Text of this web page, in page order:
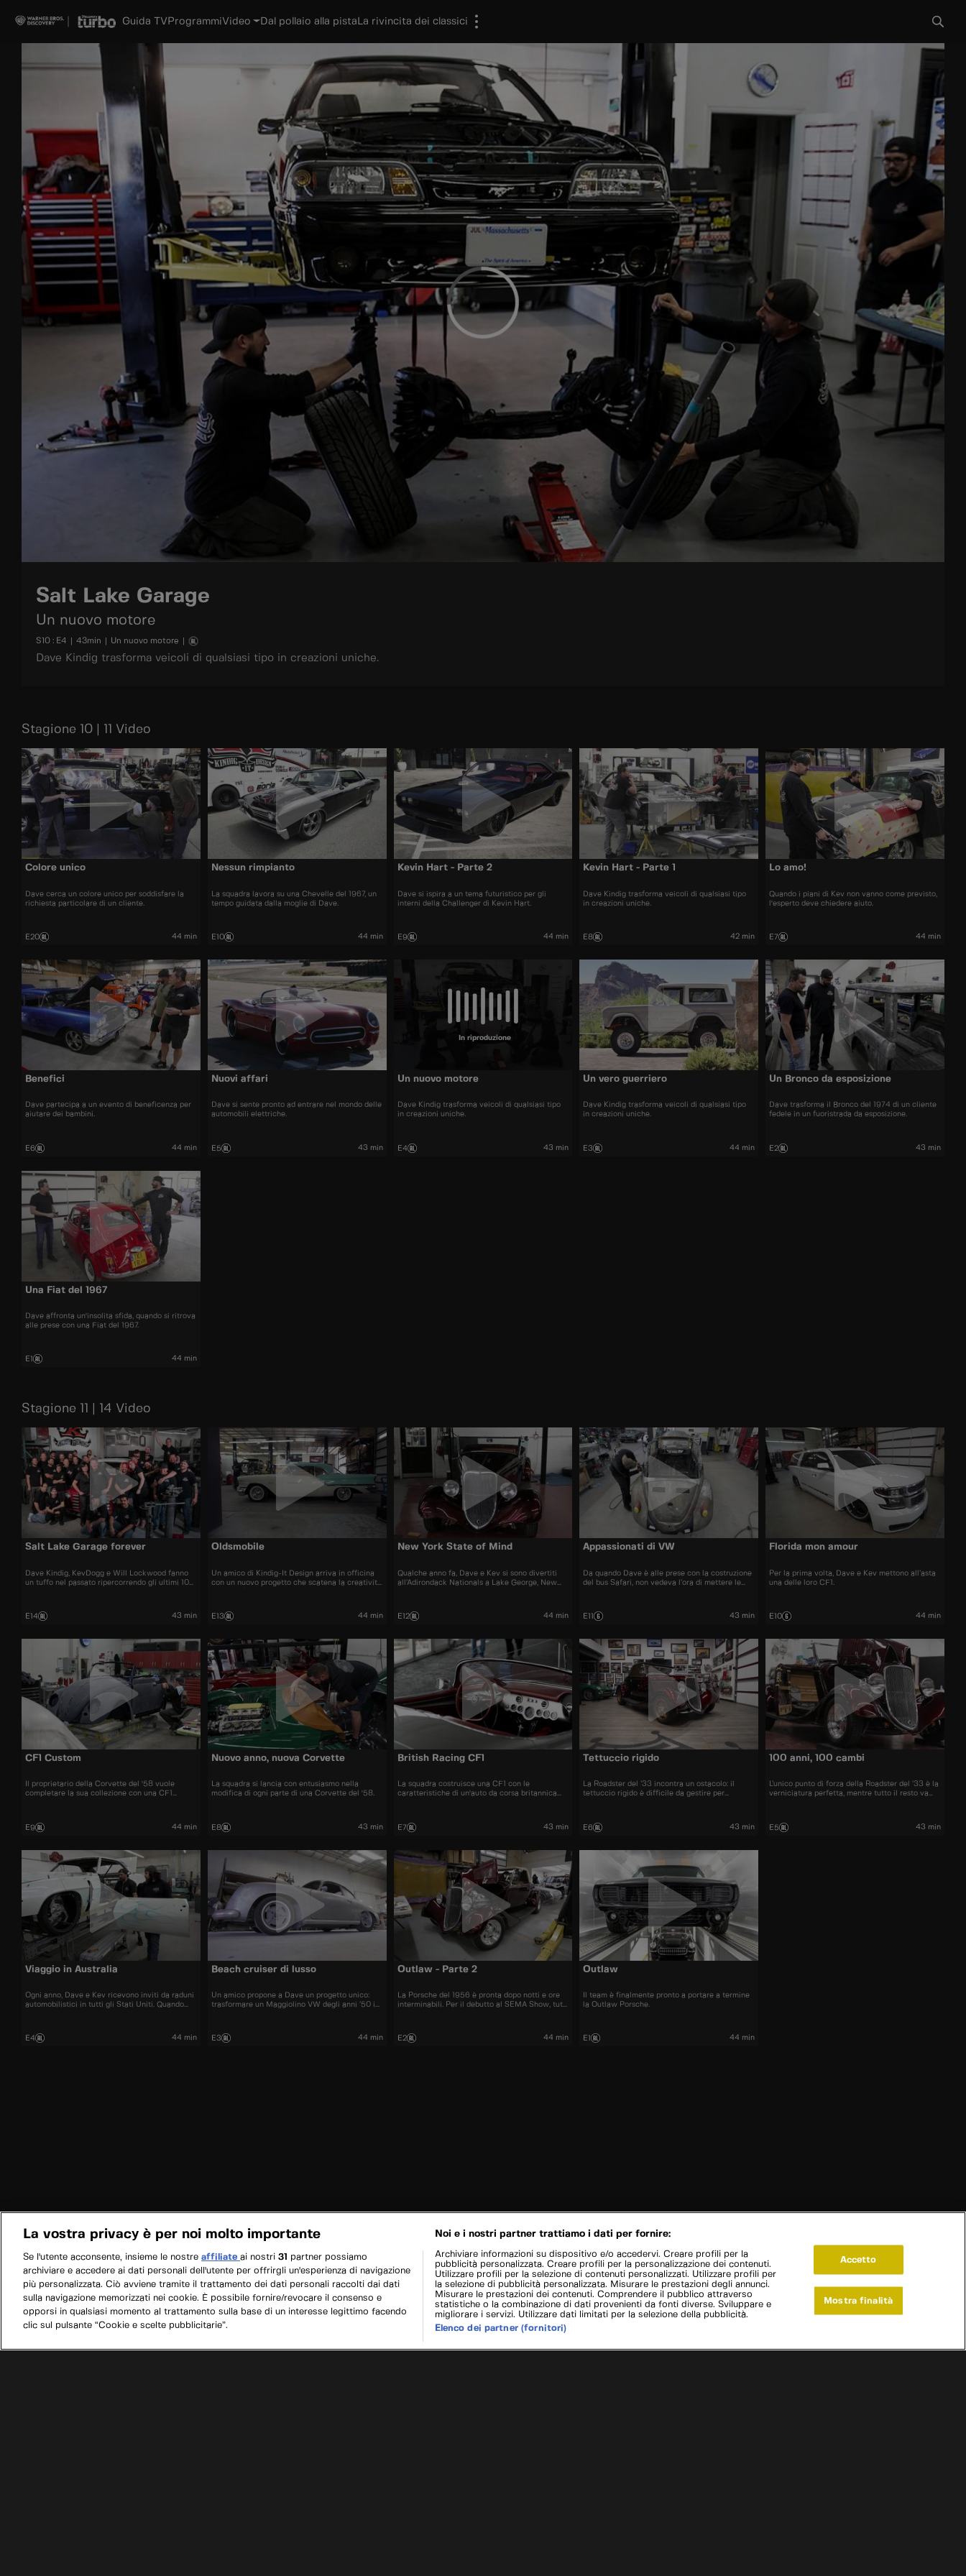
Guida TV ProgrammiVideo Dal pollaio alla pista La rivincita dei classici
Salt Lake Garage
Un nuovo motore
S10 : E4 43min Un nuovo motore
Dave Kindig trasforma veicoli di qualsiasi tipo in creazioni uniche.
Stagione 10 | 11 Video
Colore unico
Dave cerca un colore unico per soddisfare la
richiesta particolare di un cliente.
E20 44 min
Nessun rimpianto
La squadra lavora su una Chevelle del 1967, un
tempo guidata dalla moglie di Dave.
E10 44 min
Kevin Hart - Parte 2
Dave si ispira a un tema futuristico per gli
interni della Challenger di Kevin Hart.
E9 44 min
Kevin Hart - Parte 1
Dave Kindig trasforma veicoli di qualsiasi tipo
in creazioni uniche.
E8 42 min
Lo amo!
Quando i piani di Kev non vanno come previsto,
l'esperto deve chiedere aiuto.
E7 44 min
Benefici
Dave partecipa a un evento di beneficenza per
aiutare dei bambini.
E6 44 min
Nuovi affari
Dave si sente pronto ad entrare nel mondo delle
automobili elettriche.
E5 43 min
In riproduzione
Un nuovo motore
Dave Kindig trasforma veicoli di qualsiasi tipo
in creazioni uniche.
E4 43 min
Un vero guerriero
Dave Kindig trasforma veicoli di qualsiasi tipo
in creazioni uniche.
E3 44 min
Un Bronco da esposizione
Dave trasforma il Bronco del 1974 di un cliente
fedele in un fuoristrada da esposizione.
E2 43 min
Una Fiat del 1967
Dave affronta un'insolita sfida, quando si ritrova
alle prese con una Fiat del 1967.
E1 44 min
Stagione 11 | 14 Video
Salt Lake Garage forever
Dave Kindig, KevDogg e Will Lockwood fanno
un tuffo nel passato ripercorrendo gli ultimi 10
memorabili della serie.
E14
43 min
Oldsmobile
Un amico di Kindig-It Design arriva in officina
con un nuovo progetto che scatena la creatività
che mantiene il fascino dell’auto ma la rende
grintosa.
E13 44 min
New York State of Mind
Qualche anno fa, Dave e Kev si sono divertiti
all’Adirondack Nationals a Lake George, New
lì per ammirare le auto più strane a Syracuse.
E12
44 min
Appassionati di VW
Da quando Dave è alle prese con la costruzione
del bus Safari, non vedeva l’ora di mettere le
visto che si tratta di un mucchio di pezzi
arrugginiti.
E11 43 min
Florida mon amour
Per la prima volta, Dave e Kev mettono all’asta
una delle loro CF1.
E10 44 min
CF1 Custom
Il proprietario della Corvette del '58 vuole
completare la sua collezione con una CF1
E9 44 min
Nuovo anno, nuova Corvette
La squadra si lancia con entusiasmo nella
modifica di ogni parte di una Corvette del '58.
E8 43 min
British Racing CF1
La squadra costruisce una CF1 con le
caratteristiche di un'auto da corsa britannica
E7 43 min
Tettuccio rigido
La Roadster del ’33 incontra un ostacolo: il
tettuccio rigido è difficile da gestire per
reinventare fari anteriori e posteriori.
E6
43 min
100 anni, 100 cambi
L’unico punto di forza della Roadster del ’33 è la
verniciatura perfetta, mentre tutto il resto va
che il proprietario vuole realizzare.
E5
43 min
Viaggio in Australia
Ogni anno, Dave e Kev ricevono inviti da raduni
automobilistici in tutti gli Stati Uniti. Quando
gara Adelaide 500, i due colgono l’occasione al
volo.
E4 44 min
Beach cruiser di lusso
Un amico propone a Dave un progetto unico:
trasformare un Maggiolino VW degli anni ’50 in
sempre pronto per una sfida con una VW e il
team ha molto lavoro da fare.
E3 44 min
Outlaw - Parte 2
La Porsche del 1956 è pronta dopo notti e ore
interminabili. Per il debutto al SEMA Show, tutti
degli interni.
E2
44 min
Outlaw
Il team è finalmente pronto a portare a termine
la Outlaw Porsche.
E1 44 min
La vostra privacy è per noi molto importante
Se l'utente acconsente, insieme le nostre affiliate ai nostri 31
partner possiamo
archiviare e accedere ai dati personali dell'utente per offrirgli un'esperienza di navigazione
più personalizzata. Ciò avviene tramite il trattamento dei dati personali raccolti dai dati
sulla navigazione memorizzati nei cookie. È possibile fornire/revocare il consenso e
opporsi in qualsiasi momento al trattamento sulla base di un interesse legittimo facendo
clic sul pulsante “Cookie e scelte pubblicitarie”.
Noi e i nostri partner trattiamo i dati per fornire:
Archiviare informazioni su dispositivo e/o accedervi. Creare profili per la
pubblicità personalizzata. Creare profili per la personalizzazione dei contenuti.
Utilizzare profili per la selezione di contenuti personalizzati. Utilizzare profili per
la selezione di pubblicità personalizzata. Misurare le prestazioni degli annunci.
Misurare le prestazioni dei contenuti. Comprendere il pubblico attraverso
statistiche o la combinazione di dati provenienti da fonti diverse. Sviluppare e
migliorare i servizi. Utilizzare dati limitati per la selezione della pubblicità.
Elenco dei partner (fornitori)
Accetto
Mostra finalità